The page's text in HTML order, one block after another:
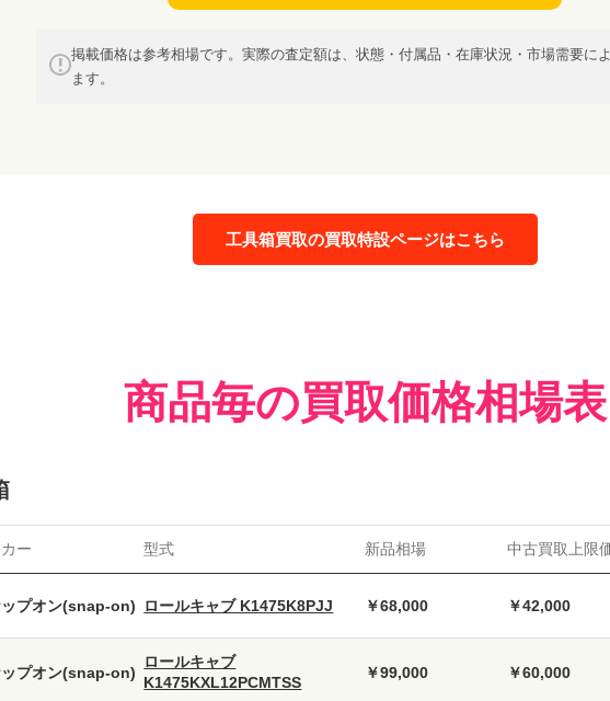
掲載価格は参考相場です。実際の査定額は、状態・付属品・在庫状況・市場需要に
ます。
工具箱買取の買取特設ページはこちら
商品毎の買取価格相場表
ー 型式 新品相場 中古買取上限
ップオン(snap-on) ロールキャブ K1475K8PJJ ￥68,000 ￥42,000
ップオン(snap-on)
ロールキャブ
K1475KXL12PCMTSS
￥99,000 ￥60,000